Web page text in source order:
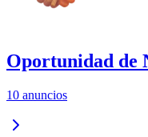
Oportunidad de
10 anuncios